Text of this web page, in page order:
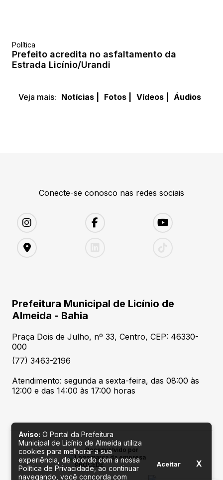
Política
Prefeito acredita no asfaltamento da
Estrada Licínio/Urandi
Veja mais: Notícias | Fotos | Vídeos | Áudios
Conecte-se conosco nas redes sociais
Prefeitura Municipal de Licínio de
Almeida - Bahia
Praça Dois de Julho, nº 33, Centro, CEP: 46330-
000
(77) 3463-2196
Atendimento: segunda a sexta-feira, das 08:00 às
12:00 e das 14:00 às 17:00 horas
Desenvolvido por
Aviso: O Portal da Prefeitura
Municipal de Licínio de Almeida utiliza
cookies para melhorar a sua
experiência, de acordo com a nossa
Política de Privacidade, ao continuar
navegando, você concorda com
Aceitar X